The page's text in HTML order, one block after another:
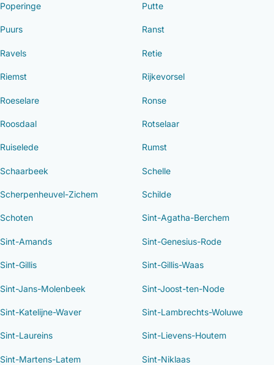
Poperinge Putte
Puurs Ranst
Ravels Retie
Riemst Rijkevorsel
Roeselare Ronse
Roosdaal Rotselaar
Ruiselede Rumst
Schaarbeek Schelle
Scherpenheuvel-Zichem Schilde
Schoten Sint-Agatha-Berchem
Sint-Amands Sint-Genesius-Rode
Sint-Gillis Sint-Gillis-Waas
Sint-Jans-Molenbeek Sint-Joost-ten-Node
Sint-Katelijne-Waver Sint-Lambrechts-Woluwe
Sint-Laureins Sint-Lievens-Houtem
Sint-Martens-Latem Sint-Niklaas